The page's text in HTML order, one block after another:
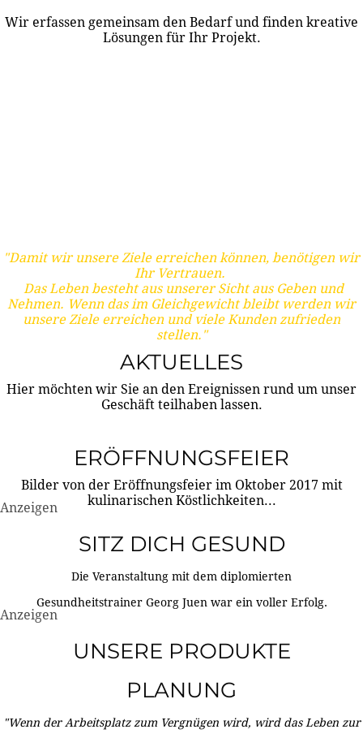
Wir erfassen gemeinsam den Bedarf und finden kreative
Lösungen für Ihr Projekt.
"Damit wir unsere Ziele erreichen können, benötigen wir
Ihr Vertrauen.
Das Leben besteht aus unserer Sicht aus Geben und
Nehmen. Wenn das im Gleichgewicht bleibt werden wir
unsere Ziele erreichen und viele Kunden zufrieden
stellen."
AKTUELLES
Hier möchten wir Sie an den Ereignissen rund um unser
Geschäft teilhaben lassen.
ERÖFFNUNGSFEIER
Bilder von der Eröffnungsfeier im Oktober 2017 mit
kulinarischen Köstlichkeiten...
Anzeigen
SITZ DICH GESUND
Die Veranstaltung mit dem diplomierten
Gesundheitstrainer Georg Juen war ein voller Erfolg.
Anzeigen
UNSERE PRODUKTE
PLANUNG
"Wenn der Arbeitsplatz zum Vergnügen wird, wird das Leben zur